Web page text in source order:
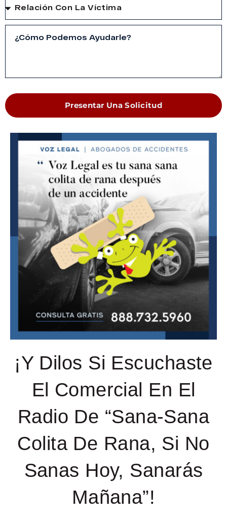
Presentar Una Solicitud
¡Y Dilos Si Escuchaste
El Comercial En El
Radio De “Sana-Sana
Colita De Rana, Si No
Sanas Hoy, Sanarás
Mañana”!